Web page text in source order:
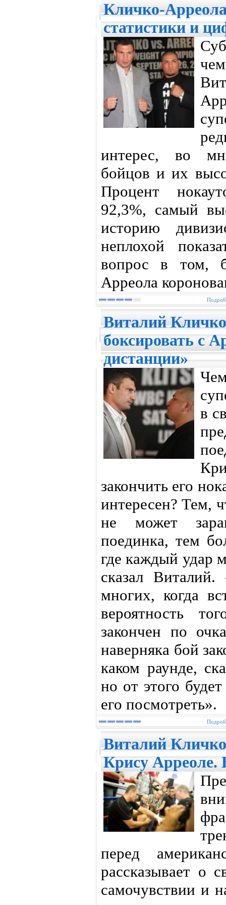
Кличко-
статистики и
интерес, во
бойцов и их
Процент
92,3%, самый
историю
неплохой
вопрос в том,
Арреола
Виталий
боксировать с
дистанции»
в
закончить его
интересен? Тем,
не может
поединка, тем
где каждый
сказал
многих, когда
вероятность
закончен по
наверняка бой
каком раунде,
но от этого
его посмотреть».
Виталий Кличко
Крису Арреоле.
перед
рассказывает о
самочувствии и